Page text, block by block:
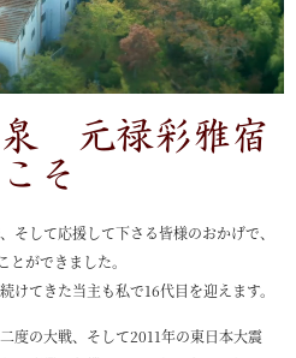
元禄彩雅宿
そ
そして応援して下さる皆様のおかげで、
ができました。
けてきた当主も私で16代目を迎えます。
度の大戦、そして2011年の東日本大震